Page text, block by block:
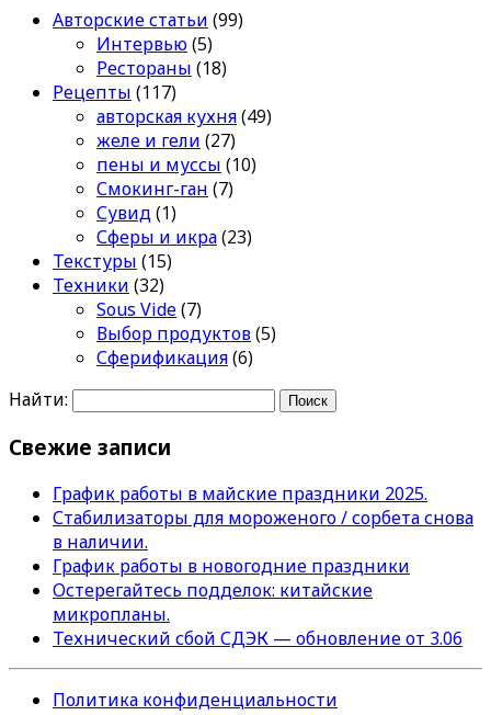
Авторские статьи (99)
Интервью(5)
Рестораны (18)
Рецепты (117)
авторская кухня(49)
желе и гели (27)
пены и муссы (10)
Смокинг-ган (7)
Сувид(1)
Сферы и икра(23)
Текстуры (15)
Техники (32)
Sous Vide(7)
Выбор продуктов(5)
Сферификация(6)
Найти:
Свежие записи
График работы в майские праздники 2025.
Стабилизаторы для мороженого / сорбета снова
в наличии.
График работы в новогодние праздники
Остерегайтесь подделок: китайские
микропланы.
Технический сбой СДЭК — обновление от 3.06
Политика конфиденциальности